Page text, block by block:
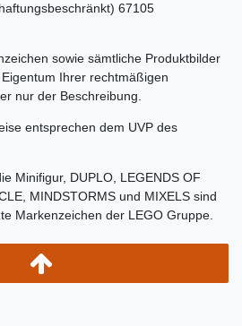
67105
sowie sämtliche Produktbilder
Ihrer rechtmäßigen
nur der Beschreibung.
entsprechen dem UVP des
Minifigur, DUPLO, LEGENDS OF
MINDSTORMS und MIXELS sind
Markenzeichen der LEGO Gruppe.